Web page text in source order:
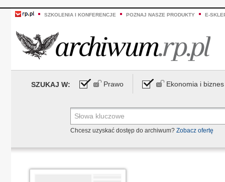
SZKOLENIA I KONFERENCJE POZNAJ NASZE PRODUKTY E-
SZUKAJ W: Prawo Ekonomia i biznes
Chcesz uzyskać dostęp do archiwum? Zobacz ofertę